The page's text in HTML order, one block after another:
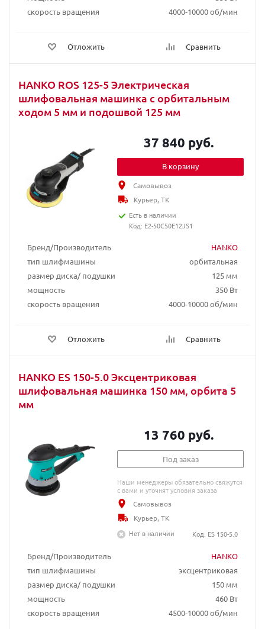
скорость вращения
4000-10000 об/мин
Отложить Сравнить
HANKO ROS 125-5 Электрическая
шлифовальная машинка с орбитальным
ходом 5 мм и подошвой 125 мм
Бренд/Производитель
HANKO
тип шлифмашины
орбитальная
размер диска/ подушки
125 мм
мощность
350 Вт
скорость вращения
4000-10000 об/мин
Отложить Сравнить
37 840 руб.
В корзину
Самовывоз
Курьер, ТК
Есть в наличии
Код: E2-50C50E12JS1
HANKO ES 150-5.0 Эксцентриковая
шлифовальная машинка 150 мм, орбита 5
мм
Бренд/Производитель
HANKO
тип шлифмашины
эксцентриковая
размер диска/ подушки
150 мм
мощность
460 Вт
скорость вращения
4500-10000 об/мин
13 760 руб.
Под заказ
Наши менеджеры обязательно свяжутся
с вами и уточнят условия заказа
Самовывоз
Курьер, ТК
Нет в наличии
Код: ES 150-5.0